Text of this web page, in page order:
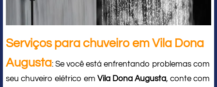
Serviços para chuveiro em Vila Dona
Augusta: Se você está enfrentando problemas com
seu chuveiro elétrico em Vila Dona Augusta, conte com